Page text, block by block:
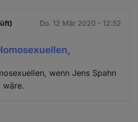
Do. 12 Mär 2020 - 12:52
wenn Jens Spahn
wäre.